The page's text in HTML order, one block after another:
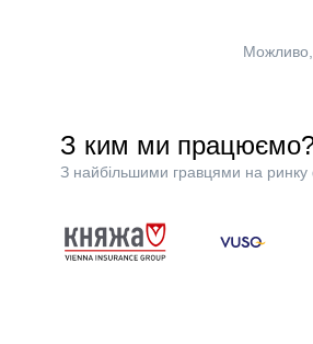
Можливо,
З ким ми
З найбільшими гравцями на ринку